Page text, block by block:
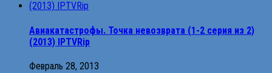
Авиакатастрофы. Точка невозврата (1-2 серия из 2)
(2013) IPTVRip
Февраль 28, 2013